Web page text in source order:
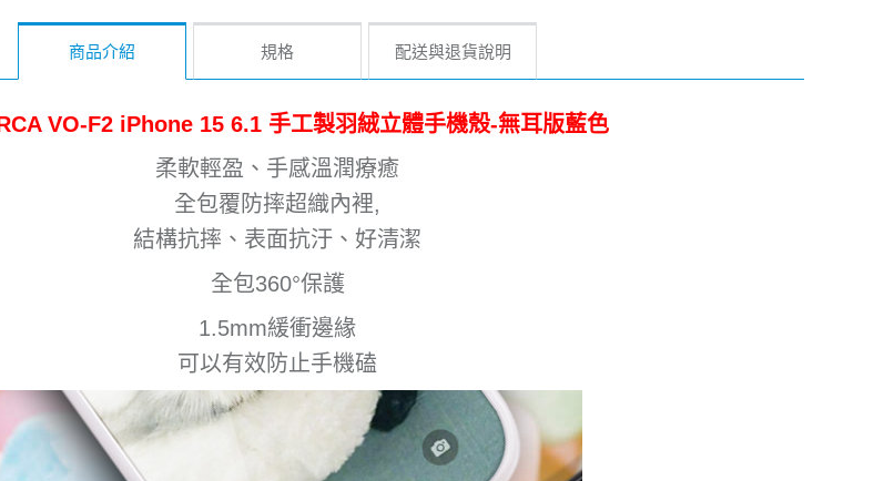
商品介紹 規格 配送與退貨說明
VO-F2 iPhone 15 6.1 手工製羽絨立體手機殼-無耳版藍色
柔軟輕盈、手感溫潤療癒
全包覆防摔超織內裡,
結構抗摔、表面抗汙、好清潔
全包360°保護
1.5mm緩衝邊緣
可以有效防止手機磕